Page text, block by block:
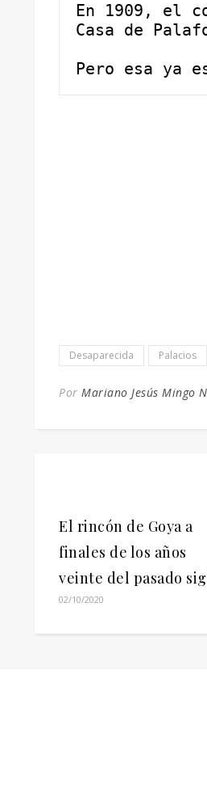
En 1909, el
Casa de
Pero esa ya
Desaparecida Palacios
Por Mariano Jesús Mingo
El rincón de Goya a
finales de los años
veinte del pasado
02/10/2020